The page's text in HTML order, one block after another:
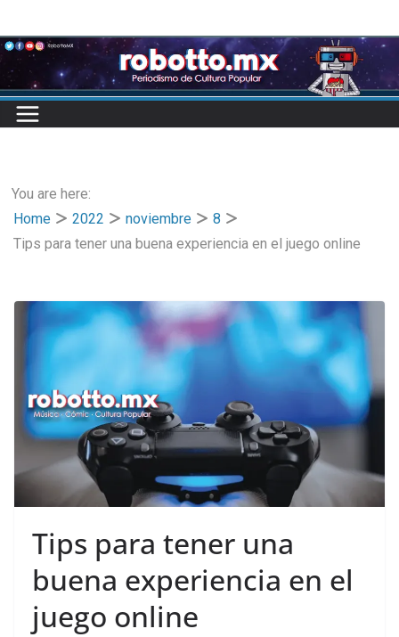
to
content
You are here:
Home
2022 noviembre
8
Tips para tener una buena experiencia en el juego online
Tips para tener una
buena experiencia en el
juego online